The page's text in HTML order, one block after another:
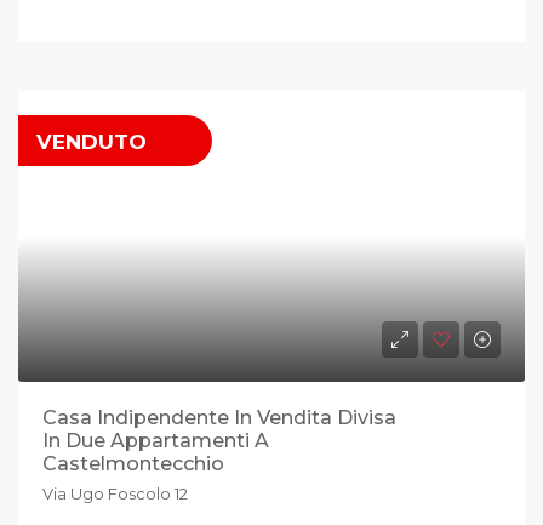
VENDUTO
Casa Indipendente In Vendita Divisa
In Due Appartamenti A
Castelmontecchio
Via Ugo Foscolo 12